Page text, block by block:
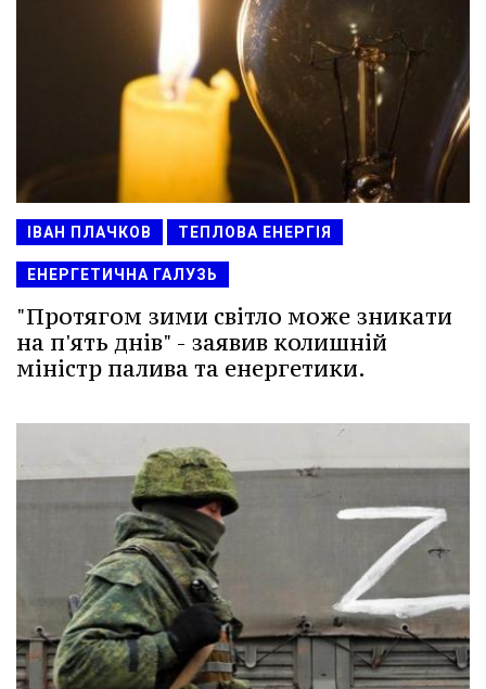
ІВАН ПЛАЧКОВ ТЕПЛОВА ЕНЕРГІЯ
ЕНЕРГЕТИЧНА ГАЛУЗЬ
"Протягом зими світло може зникати
на п'ять днів" - заявив колишній
міністр палива та енергетики.